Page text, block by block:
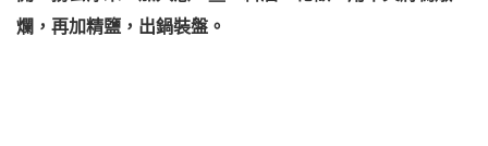
爛，再加精鹽，出鍋裝盤。